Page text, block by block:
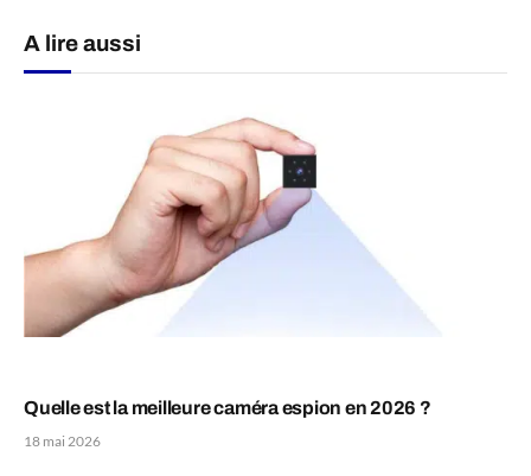
A lire aussi
Quelle est la meilleure caméra espion en 2026 ?
18 mai 2026